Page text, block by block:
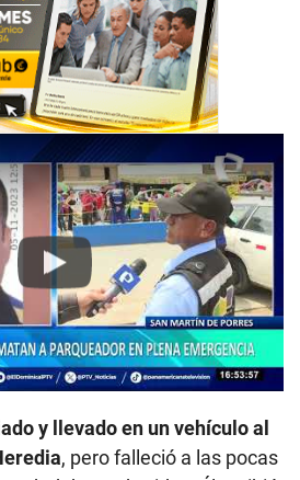
Play
y llevado en un vehículo al
, pero falleció a las pocas